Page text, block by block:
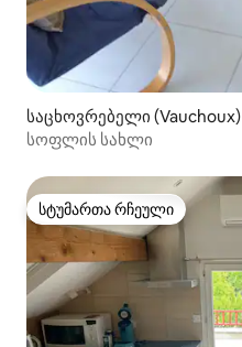
საცხოვრებელი (Vauchoux)
სოფლის სახლი
სტუმართა რჩეული
სტუმართა რჩეული